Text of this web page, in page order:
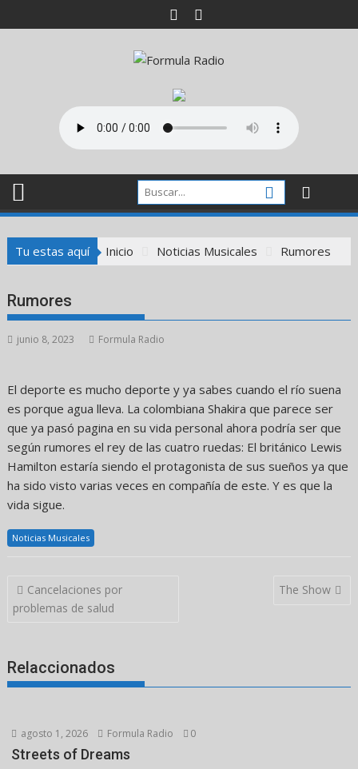
al
Tu estas aquí Inicio Noticias Musicales Rumores
Rumores
junio 8, 2023 Formula Radio
El deporte es mucho deporte y ya sabes cuando el río suena
es porque agua lleva. La colombiana Shakira que parece ser
que ya pasó pagina en su vida personal ahora podría ser que
según rumores el rey de las cuatro ruedas: El británico Lewis
Hamilton estaría siendo el protagonista de sus sueños ya que
ha sido visto varias veces en compañía de este. Y es que la
vida sigue.
Noticias Musicales
Navegación
de
Cancelaciones por
problemas de salud
The Show
Relaccionados
agosto 1, 2026 Formula Radio 0
Streets of Dreams